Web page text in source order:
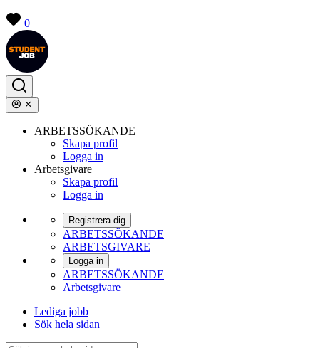
0
ARBETSSÖKANDE
Skapa profil
Logga in
Arbetsgivare
Skapa profil
Logga in
Registrera dig
ARBETSSÖKANDE
ARBETSGIVARE
Logga in
ARBETSSÖKANDE
Arbetsgivare
Lediga jobb
Sök hela sidan